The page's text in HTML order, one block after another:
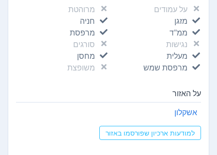
על עמודים
מרוהטת
מזגן
חניה
ממ"ד
מרפסת
נגישות
סורגים
מעלית
מחסן
מרפסת שמש
משופצת
על האזור
אשקלון
למודעות ארכיון שפורסמו באזור